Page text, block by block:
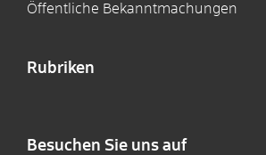
Öffentliche Bekanntmachungen
Rubriken
Besuchen Sie uns auf